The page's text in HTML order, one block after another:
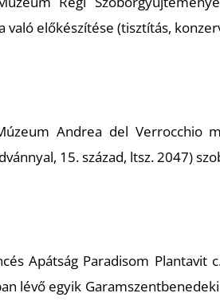
való előkészítése (tisztítás,
Andrea del Verrocchio
15. század, ltsz. 2047)
Apátság Paradisom Plantavit
lévő egyik